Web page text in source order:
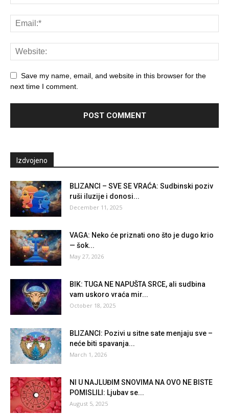
Save my name, email, and website in this browser for the
next time I comment.
Izdvojeno
BLIZANCI – SVE SE VRAĆA: Sudbinski poziv
ruši iluzije i donosi...
December 11, 2025
VAGA: Neko će priznati ono što je dugo krio
— šok...
May 27, 2026
BIK: TUGA NE NAPUŠTA SRCE, ali sudbina
vam uskoro vraća mir...
October 18, 2025
BLIZANCI: Pozivi u sitne sate menjaju sve –
neće biti spavanja...
March 1, 2026
NI U NAJLUĐIM SNOVIMA NA OVO NE BISTE
POMISLILI: Ljubav se...
August 5, 2025